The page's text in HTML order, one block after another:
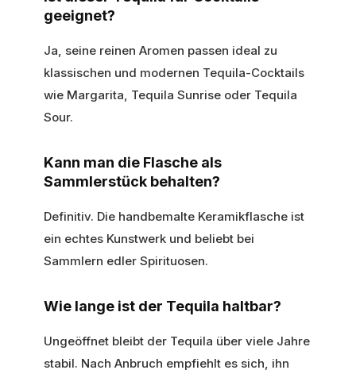
geeignet?
Ja, seine reinen Aromen passen ideal zu
klassischen und modernen Tequila-Cocktails
wie Margarita, Tequila Sunrise oder Tequila
Sour.
Kann man die Flasche als
Sammlerstück behalten?
Definitiv. Die handbemalte Keramikflasche ist
ein echtes Kunstwerk und beliebt bei
Sammlern edler Spirituosen.
Wie lange ist der Tequila haltbar?
Ungeöffnet bleibt der Tequila über viele Jahre
stabil. Nach Anbruch empfiehlt es sich, ihn